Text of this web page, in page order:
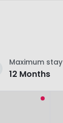
Maximum stay
12 Months